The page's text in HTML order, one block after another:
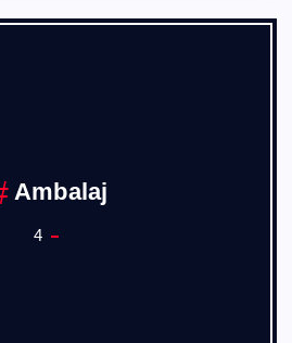
Ambalaj
4